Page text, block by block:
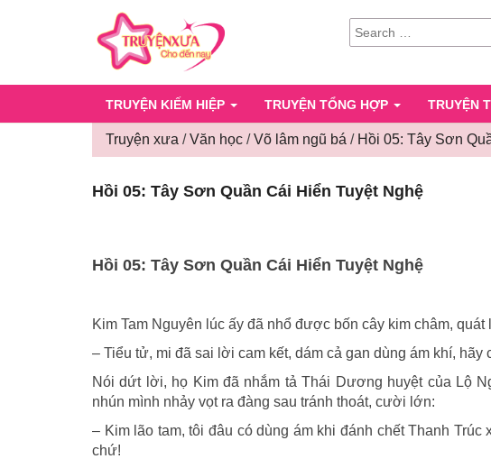
SEARCH
FOR:
TRUYỆN KIẾM HIỆP TRUYỆN TỔNG HỢP TRUYỆN
Truyện xưa /Văn học /Võ lâm ngũ bá / Hồi 05: Tây Sơn
Hồi 05: Tây Sơn Quần Cái Hiển Tuyệt Nghệ
Hồi 05: Tây Sơn Quần Cái Hiển Tuyệt Nghệ
Kim Tam Nguyên lúc ấy đã nhổ được bốn cây kim châm, quát
– Tiểu tử, mi đã sai lời cam kết, dám cả gan dùng ám khí, hãy
Nói dứt lời, họ Kim đã nhắm tả Thái Dương huyệt của Lộ
nhún mình nhảy vọt ra đàng sau tránh thoát, cười lớn:
– Kim lão tam, tôi đâu có dùng ám khi đánh chết Thanh
chứ!